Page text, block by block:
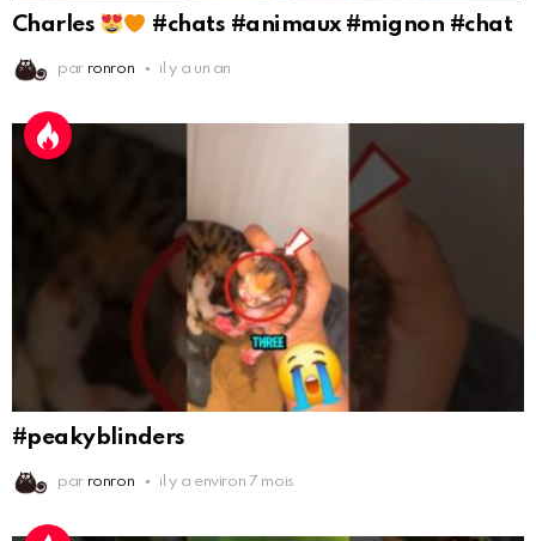
Charles #chats #animaux #mignon #chat
par ronron il y a un an
#peakyblinders
par ronron il y a environ 7 mois